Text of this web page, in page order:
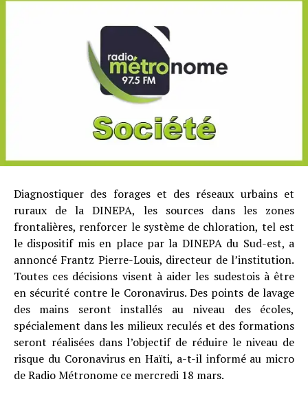
Diagnostiquer des forages et des réseaux urbains et
ruraux de la DINEPA, les sources dans les zones
frontalières, renforcer le système de chloration, tel est
le dispositif mis en place par la DINEPA du Sud-est, a
annoncé Frantz Pierre-Louis, directeur de l’institution.
Toutes ces décisions visent à aider les sudestois à être
en sécurité contre le Coronavirus. Des points de lavage
des mains seront installés au niveau des écoles,
spécialement dans les milieux reculés et des formations
seront réalisées dans l’objectif de réduire le niveau de
risque du Coronavirus en Haïti, a-t-il informé au micro
de Radio Métronome ce mercredi 18 mars.